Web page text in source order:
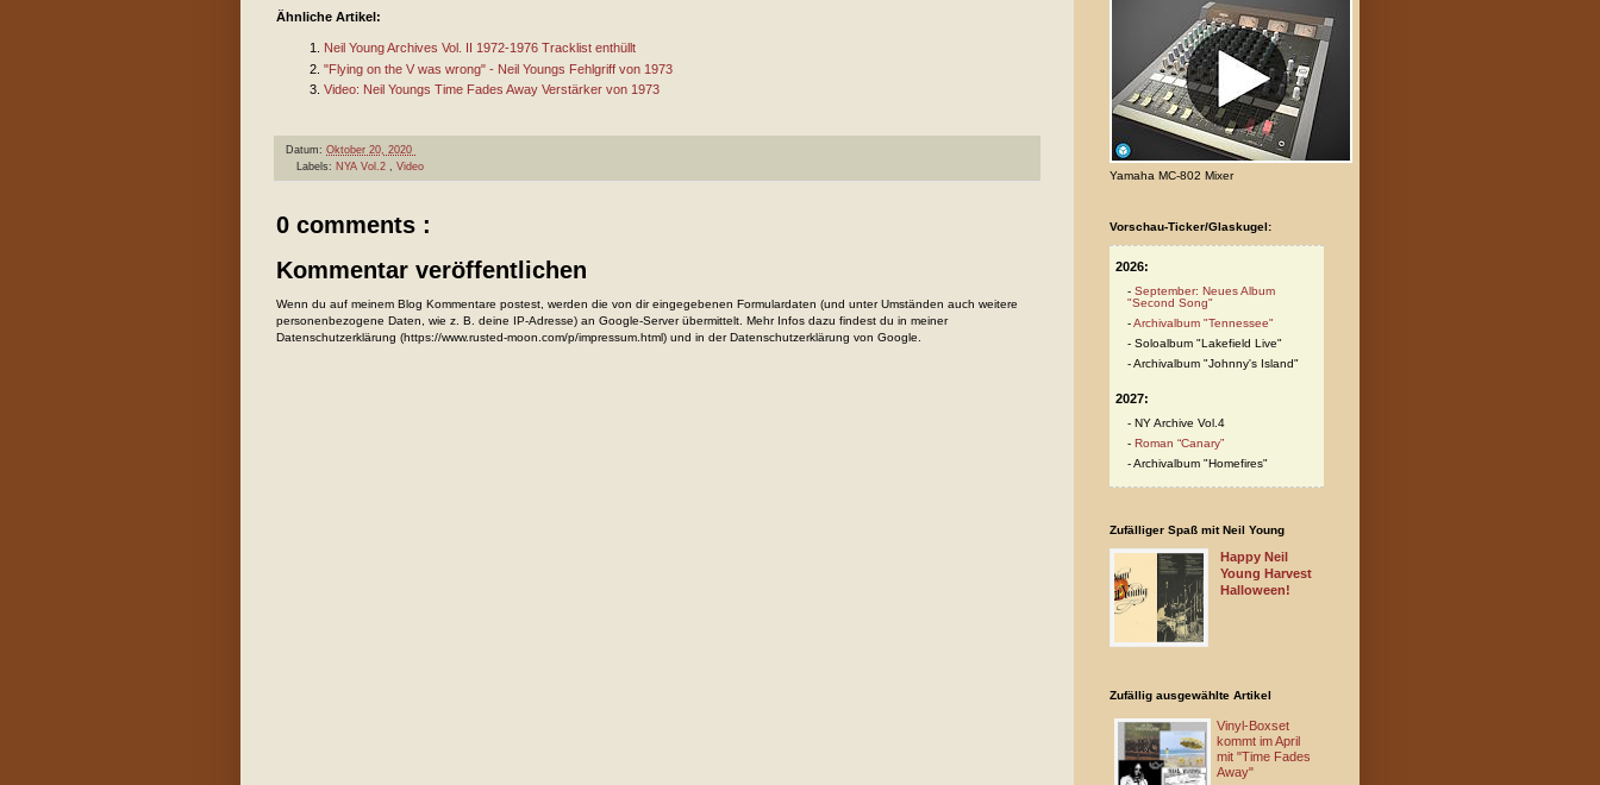
Ähnliche Artikel:
Neil Young Archives Vol. II 1972-1976 Tracklist enthüllt
"Flying on the V was wrong" - Neil Youngs Fehlgriff von 1973
Video: Neil Youngs Time Fades Away Verstärker von 1973
Datum: Oktober 20, 2020
Labels: NYA Vol.2 , Video
0 comments :
Kommentar veröffentlichen
Wenn du auf meinem Blog Kommentare postest, werden die von dir eingegebenen Formulardaten (und unter Umständen auch weitere
personenbezogene Daten, wie z. B. deine IP-Adresse) an Google-Server übermittelt. Mehr Infos dazu findest du in meiner
Datenschutzerklärung (https://www.rusted-moon.com/p/impressum.html) und in der Datenschutzerklärung von Google.
Yamaha MC-802 Mixer
Vorschau-Ticker/Glaskugel:
2026:
September: Neues Album
"Second Song"
Archivalbum "Tennessee"
Soloalbum "Lakefield Live"
Archivalbum "Johnny's Island"
2027:
NY Archive Vol.4
Roman “Canary”
Archivalbum "Homefires"
Zufälliger Spaß mit Neil Young
Happy Neil
Young Harvest
Halloween!
Zufällig ausgewählte Artikel
Vinyl-Boxset
kommt im April
mit "Time Fades
Away"